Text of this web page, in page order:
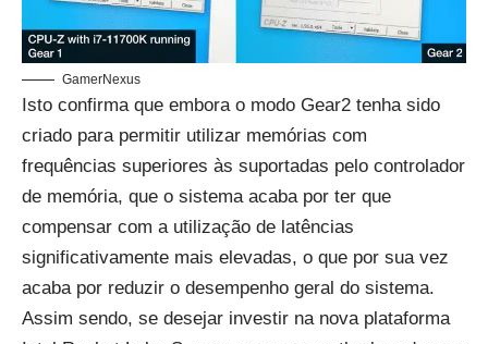
GamerNexus
Isto confirma que embora o modo Gear2 tenha sido
criado para permitir utilizar memórias com
frequências superiores às suportadas pelo controlador
de memória, que o sistema acaba por ter que
compensar com a utilização de latências
significativamente mais elevadas, o que por sua vez
acaba por reduzir o desempenho geral do sistema.
Assim sendo, se desejar investir na nova plataforma